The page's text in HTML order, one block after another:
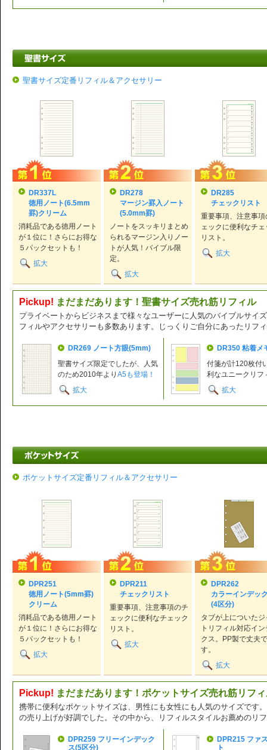
聖書サイズ定番リフィル＆アクセサリー
DR337L
徳用ノート(6.5mm
罫)クリーム
消耗品である徳用ノート
が１位に！さらにお得な
５パックセットも！
拡大
DR278
マージン罫入ノート
(5.0mm罫)
ノートをスッキリまとめ
られるマージン入りノー
トが人気！バイブル限
定。
拡大
DR285
チェックリスト
重要事項、注意事項
ェックに便利なチェ
リスト。
拡大
Pickup! まだまだあります！聖書サイズ売れ筋リフィル
プライベートからビジネスまで様々なユーザーに人気のバイブルサイ
フィルやアクセサリーも多数あります。じっくりご自分にあったリフ
DR269 ノート方眼(5mm)
聖書サイズ限定でしたが、人気
のため2010年より A5も登場！
拡大
DR350 粘着メ
付箋が計120枚付
利なユニークリフ
拡大
ポケットサイズ定番リフィル＆アクセサリー
DPR251
徳用ノート(5mm罫)
クリーム
消耗品である徳用ノート
が１位に！さらにお得な
５パックセットも！
拡大
DPR211
チェックリスト
重要事項、注意事項のチ
ェックに便利なチェック
リスト。
拡大
DPR262
カラーインデッ
(4区分)
タブが上についたジ
トリフィル対応イン
クス。PP製で丈夫で
す。
拡大
Pickup! まだまだあります！ポケットサイズ売れ筋リフ
携帯に便利なポケットサイズは、男性にも女性にも人気のサイズです
の売り上げが好調でした。その中から、リフィルスタイルお薦めのリ
DPR259 フリーインデック
ス(5区分)
DPR215 ファ
ト